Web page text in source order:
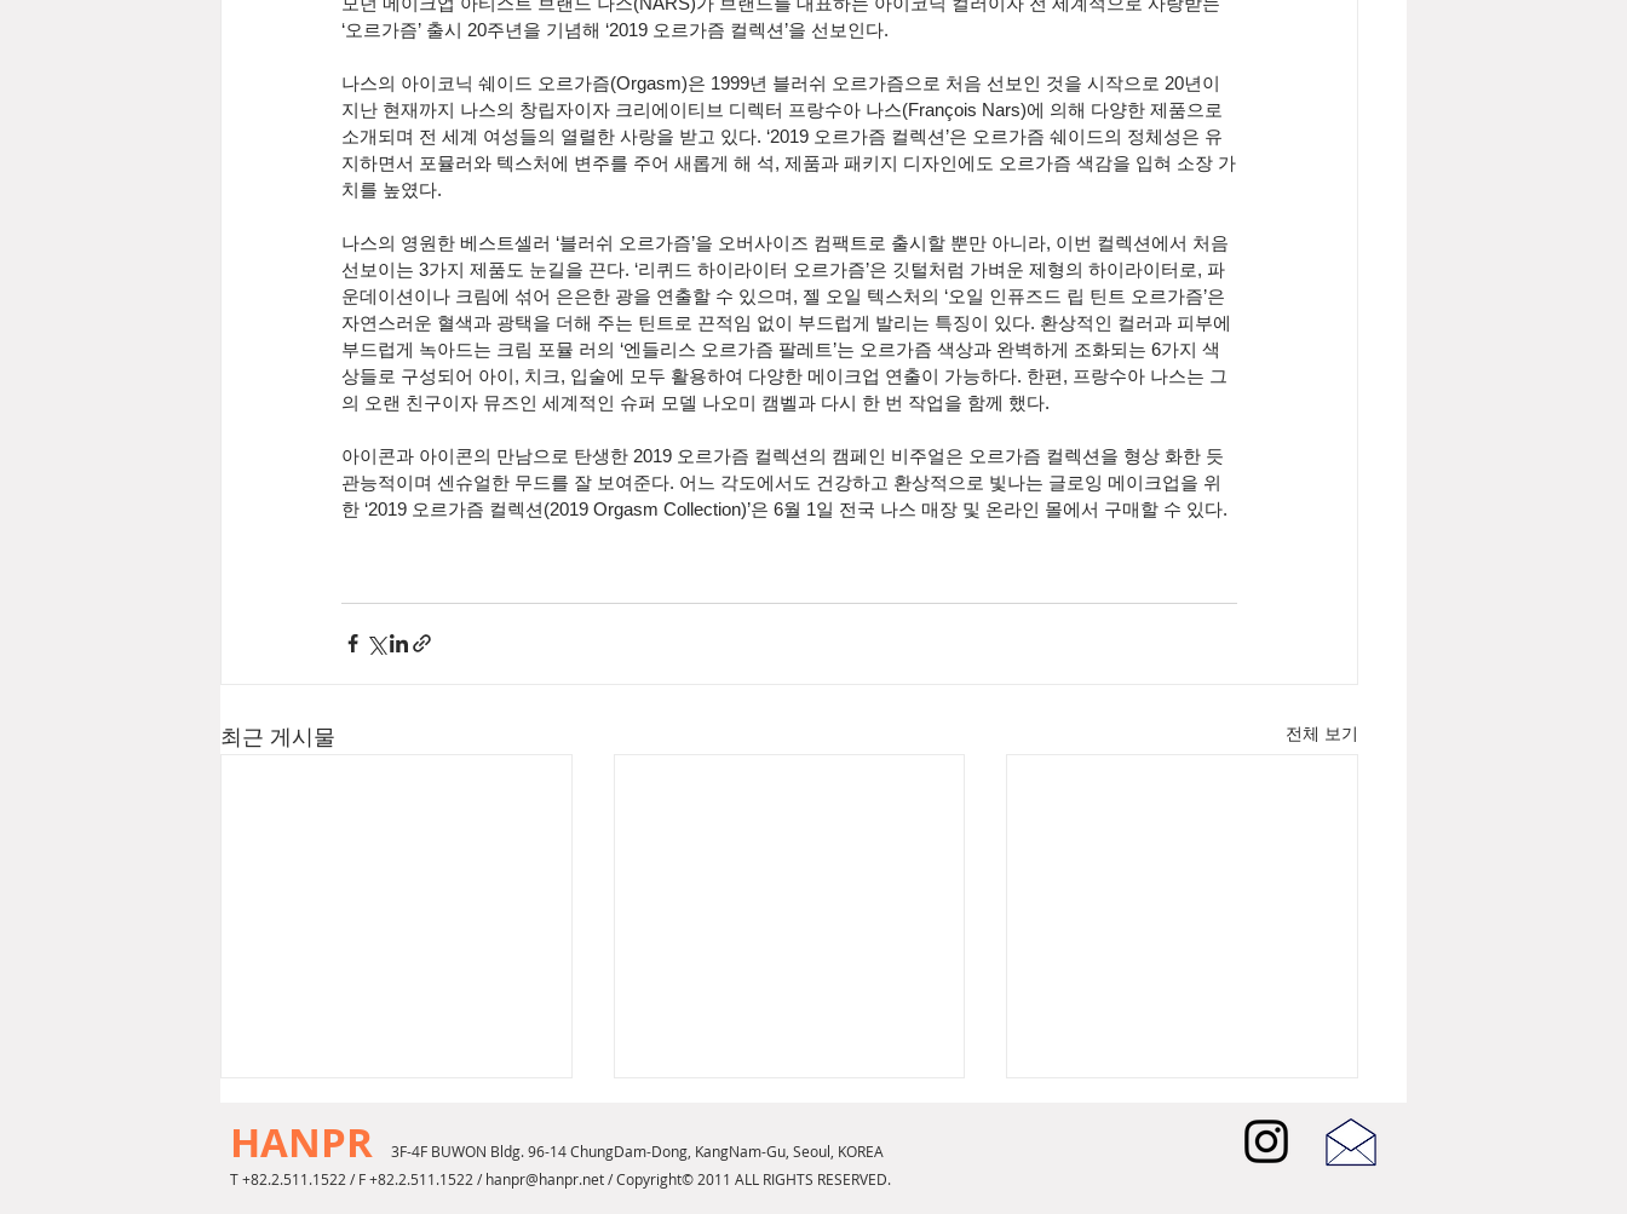
‘오르가즘’ 출시 20주년을 기념해 ‘2019 오르가즘 컬렉션’을 선보인다.
나스의 아이코닉 쉐이드 오르가즘(Orgasm)은 1999년 블러쉬 오르가즘으로 처음 선보인 것을 시작으로 20년이
지난 현재까지 나스의 창립자이자 크리에이티브 디렉터 프랑수아 나스(François Nars)에 의해 다양한 제품으로
소개되며 전 세계 여성들의 열렬한 사랑을 받고 있다. ‘2019 오르가즘 컬렉션’은 오르가즘 쉐이드의 정체성은 유
지하면서 포뮬러와 텍스처에 변주를 주어 새롭게 해 석, 제품과 패키지 디자인에도 오르가즘 색감을 입혀 소장 가
치를 높였다.
나스의 영원한 베스트셀러 ‘블러쉬 오르가즘’을 오버사이즈 컴팩트로 출시할 뿐만 아니라, 이번 컬렉션에서 처음
선보이는 3가지 제품도 눈길을 끈다. ‘리퀴드 하이라이터 오르가즘’은 깃털처럼 가벼운 제형의 하이라이터로, 파
운데이션이나 크림에 섞어 은은한 광을 연출할 수 있으며, 젤 오일 텍스처의 ‘오일 인퓨즈드 립 틴트 오르가즘’은
자연스러운 혈색과 광택을 더해 주는 틴트로 끈적임 없이 부드럽게 발리는 특징이 있다. 환상적인 컬러과 피부에
부드럽게 녹아드는 크림 포뮬 러의 ‘엔들리스 오르가즘 팔레트’는 오르가즘 색상과 완벽하게 조화되는 6가지 색
상들로 구성되어 아이, 치크, 입술에 모두 활용하여 다양한 메이크업 연출이 가능하다. 한편, 프랑수아 나스는 그
의 오랜 친구이자 뮤즈인 세계적인 슈퍼 모델 나오미 캠벨과 다시 한 번 작업을 함께 했다.
아이콘과 아이콘의 만남으로 탄생한 2019 오르가즘 컬렉션의 캠페인 비주얼은 오르가즘 컬렉션을 형상 화한 듯
관능적이며 센슈얼한 무드를 잘 보여준다. 어느 각도에서도 건강하고 환상적으로 빛나는 글로잉 메이크업을 위
한 ‘2019 오르가즘 컬렉션(2019 Orgasm Collection)’은 6월 1일 전국 나스 매장 및 온라인 몰에서 구매할 수 있다.
최근 게시물 전체 보기
HANPR
3F-4F BUWON Bldg. 96-14 ChungDam-Dong, KangNam-Gu, Seoul, KOREA
T +82.2.511.1522 / F +82.2.511.1522 / hanpr@hanpr.net/ Copyright© 2011 ALL RIGHTS RESERVED.